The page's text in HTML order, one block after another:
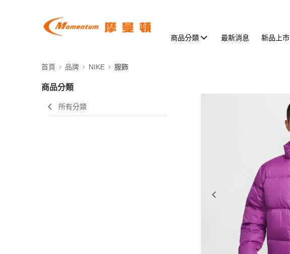
商品分類 最新消息 新品上市
首頁 品牌 NIKE 服飾
商品分類
所有分類